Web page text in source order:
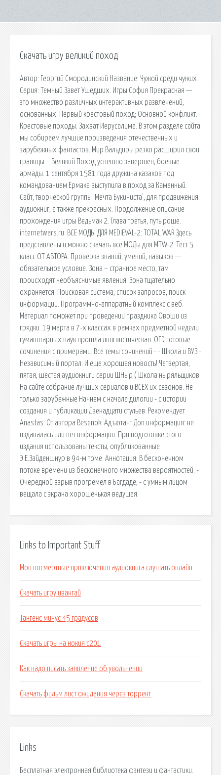
Скачать игру великий поход
Автор: Георгий Смородинский Название: Чужой среди чужих
Серия: Темный Завет Ушедших. Игры София Прекрасная —
это множество различных интерактивных развлечений,
основанных. Первый крестовый поход; Основной конфликт:
Крестовые походы: Захват Иерусалима. В этом разделе сайта
мы собираем лучшие произведения отечественных и
зарубежных фантастов. Мир Вальдиры резко расширил свои
границы – Великий Поход успешно завершен, боевые
армады. 1 сентября 1581 года дружина казаков под
командованием Ермака выступила в поход за Каменный.
Сайт, творческой группы 'Мечта Букиниста', для продвижения
аудиокниг, а также прекрасных. Продолжение описание
прохождения игры Ведьмак 2. Глава третья, путь роше.
internetwars.ru. ВСЕ МОДЫ ДЛЯ MEDIEVAL-2: TOTAL WAR Здесь
представлены и можно скачать все МОДы для MTW-2. Тест 5
класс ОТ АВТОРА. Проверка знаний, умений, навыков —
обязательное условие. Зона – странное место, там
происходят необъяснимые явления. Зона тщательно
охраняется. Поисковая сиcтема, список запросов, поиск
информации. Программно-аппаратный комплекс с веб.
Материал поможет при проведении праздника Овоши из
грядки. 19 марта в 7-х классах в рамках предметной недели
гуманитарных наук прошла лингвистическая. ОГЭ готовые
сочинения с примерами. Все темы сочинений - - Школа и ВУЗ -
Независимый портал. И еще хорошая новость! Четвертая,
пятая, шестая аудиокниги серии ШНыр ( Школа ныряльщиков.
На сайте собрание лучших сериалов и ВСЕХ их сезонов. Не
только зарубежные Начнем с начала дилогии - с истории
создания и публикации Двенадцати стульев. Рекомендует
Anastas: От автора Besenok: Адъютант Доп.информация: не
издавалась или нет информации. При подготовке этого
издания использованы тексты, опубликованные
Э.Е.Зайденшнур в 94-м томе. Аннотация: В бесконечном
потоке времени из бесконечного множества вероятностей. -
Очередной взрыв прогремел в Багдаде, - с умным лицом
вещала с экрана хорошенькая ведущая.
Links to Important Stuff
Мои посмертные приключения аудиокнига слушать онлайн
Скачать игру ивангай
Тангенс минус 45 градусов
Скачать игры на нокия с201
Как надо писать заявление об увольнении
Скачать фильм лист ожидания через торрент
Links
Бесплатная электронная библиотека фэнтези и фантастики.